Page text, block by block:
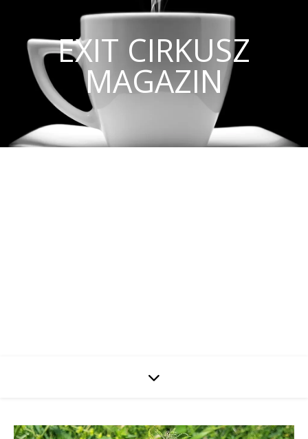
EXIT CIRKUSZ
MAGAZIN